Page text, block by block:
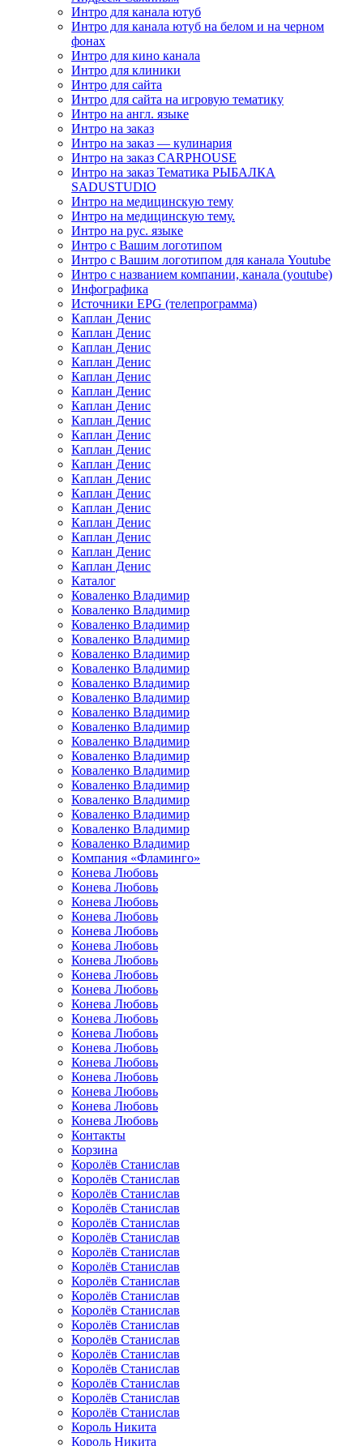
Интро для канала ютуб
Интро для канала ютуб на белом и на черном
фонах
Интро для кино канала
Интро для клиники
Интро для сайта
Интро для сайта на игровую тематику
Интро на англ. языке
Интро на заказ
Интро на заказ — кулинария
Интро на заказ CARPHOUSE
Интро на заказ Тематика РЫБАЛКА
SADUSTUDIO
Интро на медицинскую тему
Интро на медицинскую тему.
Интро на рус. языке
Интро с Вашим логотипом
Интро с Вашим логотипом для канала Youtube
Интро с названием компании, канала (youtube)
Инфографика
Источники EPG (телепрограмма)
Каплан Денис
Каплан Денис
Каплан Денис
Каплан Денис
Каплан Денис
Каплан Денис
Каплан Денис
Каплан Денис
Каплан Денис
Каплан Денис
Каплан Денис
Каплан Денис
Каплан Денис
Каплан Денис
Каплан Денис
Каплан Денис
Каплан Денис
Каплан Денис
Каталог
Коваленко Владимир
Коваленко Владимир
Коваленко Владимир
Коваленко Владимир
Коваленко Владимир
Коваленко Владимир
Коваленко Владимир
Коваленко Владимир
Коваленко Владимир
Коваленко Владимир
Коваленко Владимир
Коваленко Владимир
Коваленко Владимир
Коваленко Владимир
Коваленко Владимир
Коваленко Владимир
Коваленко Владимир
Коваленко Владимир
Компания «Фламинго»
Конева Любовь
Конева Любовь
Конева Любовь
Конева Любовь
Конева Любовь
Конева Любовь
Конева Любовь
Конева Любовь
Конева Любовь
Конева Любовь
Конева Любовь
Конева Любовь
Конева Любовь
Конева Любовь
Конева Любовь
Конева Любовь
Конева Любовь
Конева Любовь
Контакты
Корзина
Королёв Станислав
Королёв Станислав
Королёв Станислав
Королёв Станислав
Королёв Станислав
Королёв Станислав
Королёв Станислав
Королёв Станислав
Королёв Станислав
Королёв Станислав
Королёв Станислав
Королёв Станислав
Королёв Станислав
Королёв Станислав
Королёв Станислав
Королёв Станислав
Королёв Станислав
Королёв Станислав
Король Никита
Король Никита